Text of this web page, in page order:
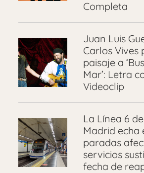
Completa
Juan Luis
Carlos Vives
paisaje a
Mar’: Letra
Videoclip
La Línea 6
Madrid echa
paradas
servicios
fecha de